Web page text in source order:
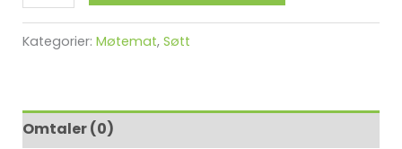
Kategorier: Møtemat, Søtt
Omtaler (0)